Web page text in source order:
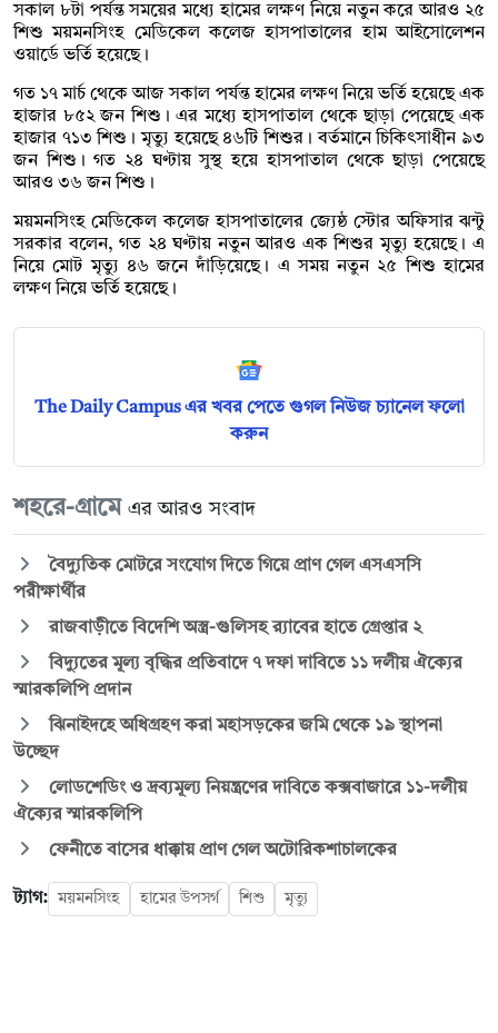
সকাল ৮টা পর্যন্ত সময়ের মধ্যে হামের লক্ষণ নিয়ে নতুন করে আরও ২৫
শিশু ময়মনসিংহ মেডিকেল কলেজ হাসপাতালের হাম আইসোলেশন
ওয়ার্ডে ভর্তি হয়েছে।
গত ১৭ মার্চ থেকে আজ সকাল পর্যন্ত হামের লক্ষণ নিয়ে ভর্তি হয়েছে এক
হাজার ৮৫২ জন শিশু। এর মধ্যে হাসপাতাল থেকে ছাড়া পেয়েছে এক
হাজার ৭১৩ শিশু। মৃত্যু হয়েছে ৪৬টি শিশুর। বর্তমানে চিকিৎসাধীন ৯৩
জন শিশু। গত ২৪ ঘণ্টায় সুস্থ হয়ে হাসপাতাল থেকে ছাড়া পেয়েছে
আরও ৩৬ জন শিশু।
ময়মনসিংহ মেডিকেল কলেজ হাসপাতালের জ্যেষ্ঠ স্টোর অফিসার ঝন্টু
সরকার বলেন, গত ২৪ ঘণ্টায় নতুন আরও এক শিশুর মৃত্যু হয়েছে। এ
নিয়ে মোট মৃত্যু ৪৬ জনে দাঁড়িয়েছে। এ সময় নতুন ২৫ শিশু হামের
লক্ষণ নিয়ে ভর্তি হয়েছে।
The Daily Campus এর খবর পেতে গুগল নিউজ চ্যানেল ফলো
করুন
শহরে-গ্রামে এর আরও সংবাদ
বৈদ্যুতিক মোটরে সংযোগ দিতে গিয়ে প্রাণ গেল এসএসসি
পরীক্ষার্থীর
রাজবাড়ীতে বিদেশি অস্ত্র-গুলিসহ র‍্যাবের হাতে গ্রেপ্তার ২
বিদ্যুতের মূল্য বৃদ্ধির প্রতিবাদে ৭ দফা দাবিতে ১১ দলীয় ঐক্যের
স্মারকলিপি প্রদান
ঝিনাইদহে অধিগ্রহণ করা মহাসড়কের জমি থেকে ১৯ স্থাপনা
উচ্ছেদ
লোডশেডিং ও দ্রব্যমূল্য নিয়ন্ত্রণের দাবিতে কক্সবাজারে ১১-দলীয়
ঐক্যের স্মারকলিপি
ফেনীতে বাসের ধাক্কায় প্রাণ গেল অটোরিকশাচালকের
ট্যাগ: ময়মনসিংহ হামের উপসর্গ শিশু মৃত্যু